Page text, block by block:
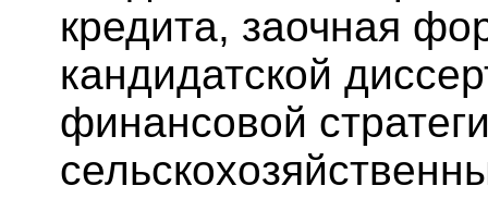
кредита, заочная
кандидатской
финансовой